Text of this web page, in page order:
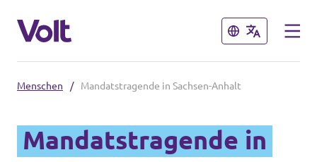
Schließen
Website
Schließen
Menschen / Mandatstragende in Sachsen-Anhalt
Mandatstragende in